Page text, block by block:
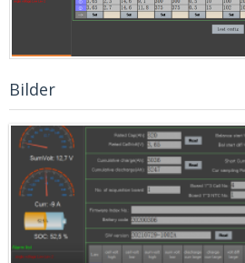
Bilder